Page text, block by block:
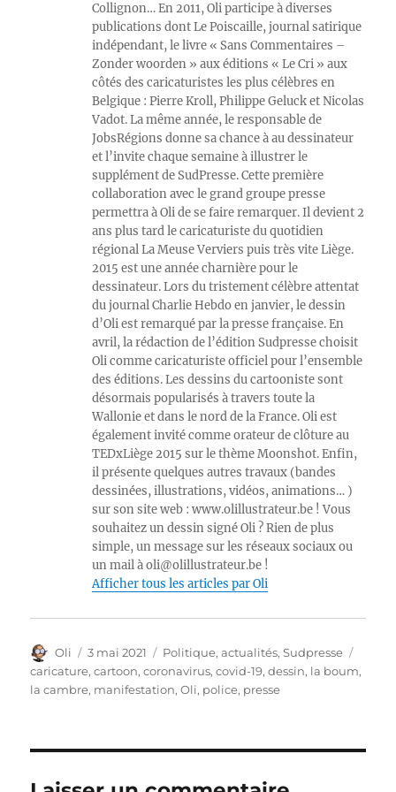
Collignon… En 2011, Oli participe à diverses
publications dont Le Poiscaille, journal satirique
indépendant, le livre « Sans Commentaires –
Zonder woorden » aux éditions « Le Cri » aux
côtés des caricaturistes les plus célèbres en
Belgique : Pierre Kroll, Philippe Geluck et Nicolas
Vadot. La même année, le responsable de
JobsRégions donne sa chance à au dessinateur
et l’invite chaque semaine à illustrer le
supplément de SudPresse. Cette première
collaboration avec le grand groupe presse
permettra à Oli de se faire remarquer. Il devient 2
ans plus tard le caricaturiste du quotidien
régional La Meuse Verviers puis très vite Liège.
2015 est une année charnière pour le
dessinateur. Lors du tristement célèbre attentat
du journal Charlie Hebdo en janvier, le dessin
d’Oli est remarqué par la presse française. En
avril, la rédaction de l’édition Sudpresse choisit
Oli comme caricaturiste officiel pour l’ensemble
des éditions. Les dessins du cartooniste sont
désormais popularisés à travers toute la
Wallonie et dans le nord de la France. Oli est
également invité comme orateur de clôture au
TEDxLiège 2015 sur le thème Moonshot. Enfin,
il présente quelques autres travaux (bandes
dessinées, illustrations, vidéos, animations… )
sur son site web : www.olillustrateur.be ! Vous
souhaitez un dessin signé Oli ? Rien de plus
simple, un message sur les réseaux sociaux ou
un mail à oli@olillustrateur.be !
Afficher tous les articles par Oli
Auteur
Oli
Publié
le
3 mai 2021 Catégories
Politique, actualités,Sudpresse
caricature,cartoon,coronavirus,covid-19,dessin, la boum,
la cambre, manifestation,Oli, police, presse